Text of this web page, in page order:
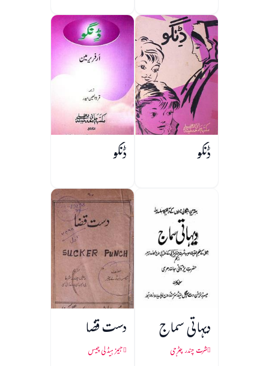
ڈنگو ڈنگو
دیہاتی سماج
شرت چندر چٹرجی
دست قضا
جیمز ہیڈلی چیس